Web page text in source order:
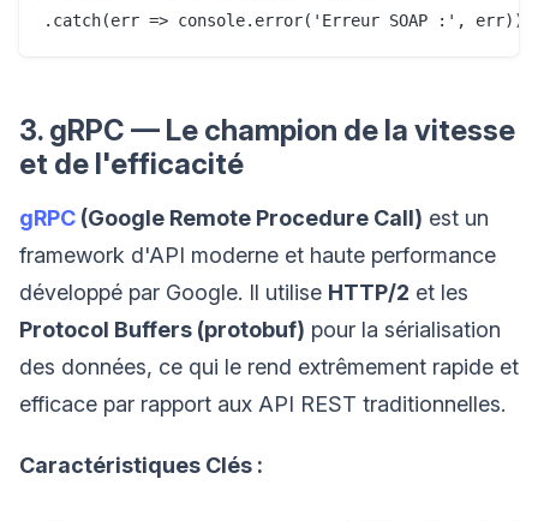
3. gRPC — Le champion de la vitesse
et de l'efficacité
gRPC (Google Remote Procedure Call) est un
framework d'API moderne et haute performance
développé par Google. Il utilise HTTP/2 et les
Protocol Buffers (protobuf) pour la sérialisation
des données, ce qui le rend extrêmement rapide et
efficace par rapport aux API REST traditionnelles.
Caractéristiques Clés :